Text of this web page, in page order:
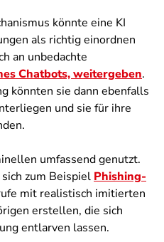
könnte eine KI
als richtig einordnen
an unbedachte
Chatbots, weitergeben.
könnten sie dann ebenfalls
und sie für ihre
umfassend genutzt.
zum Beispiel Phishing-
mit realistisch imitierten
erstellen, die sich
entlarven lassen.